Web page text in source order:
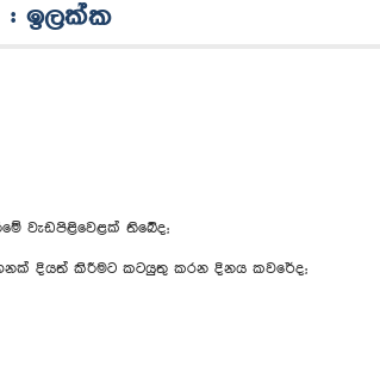
: ඉලක්ක
වැඩපිළිවෙළක් තිබේද;
දියත් කිරීමට කටයුතු කරන දිනය කවරේද;